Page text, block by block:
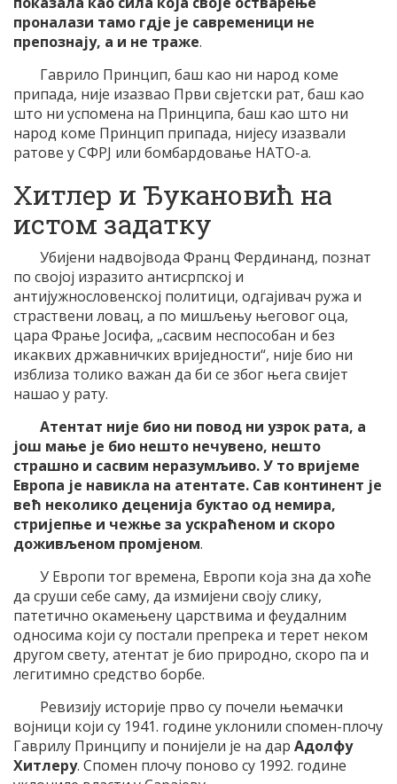
проналази тамо гдје је савременици не
препознају, а и не траже.
Гаврило Принцип, баш као ни народ коме
припада, није изазвао Први свјетски рат, баш као
што ни успомена на Принципа, баш као што ни
народ коме Принцип припада, нијесу изазвали
ратове у СФРЈ или бомбардовање НАТО-а.
Хитлер и Ђукановић на
истом задатку
Убијени надвојвода Франц Фердинанд, познат
по својој изразито антисрпској и
антијужнословенској политици, одгајивач ружа и
страствени ловац, а по мишљењу његовог оца,
цара Фрање Јосифа, „сасвим неспособан и без
икаквих државничких вриједности“, није био ни
изблиза толико важан да би се због њега свијет
нашао у рату.
Атентат није био ни повод ни узрок рата, а
још мање је био нешто нечувено, нешто
страшно и сасвим неразумљиво. У то вријеме
Европа је навикла на атентате. Сав континент је
већ неколико деценија буктао од немира,
стријепње и чежње за ускраћеном и скоро
доживљеном промјеном.
У Европи тог времена, Европи која зна да хоће
да сруши себе саму, да измијени своју слику,
патетично окамењену царствима и феудалним
односима који су постали препрека и терет неком
другом свету, атентат је био природно, скоро па и
легитимно средство борбе.
Ревизију историје прво су почели њемачки
војници који су 1941. године уклонили спомен-плочу
Гаврилу Принципу и понијели је на дар Адолфу
Хитлеру. Спомен плочу поново су 1992. године